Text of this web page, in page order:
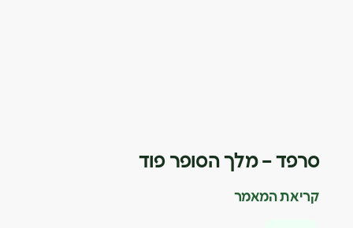
סרפד – מלך הסופר פוד
קריאת המאמר